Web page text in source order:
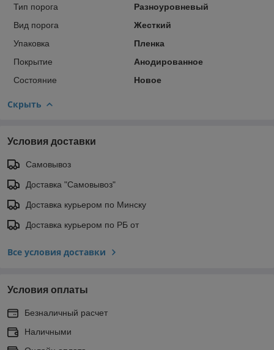
Тип порога
Разноуровневый
Вид порога
Жесткий
Упаковка
Пленка
Покрытие
Анодированное
Состояние
Новое
Скрыть
Условия доставки
Самовывоз
Доставка "Самовывоз"
Доставка курьером по Минску
Доставка курьером по РБ от
Все условия доставки
Условия оплаты
Безналичный расчет
Наличными